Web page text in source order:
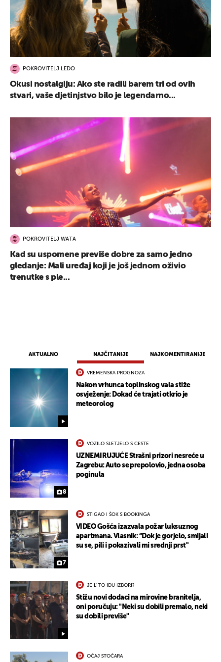
AKTUALNO NAJČITANIJE NAJKOMENTIRANIJE
VREMENSKA PROGNOZA
Nakon vrhunca toplinskog vala stiže
osvježenje: Dokad će trajati otkrio je
meteorolog
8
VOZILO SLETJELO S CESTE
UZNEMIRUJUĆE Strašni prizori nesreće u
Zagrebu: Auto se prepolovio, jedna osoba
poginula
7
STIGAO I ŠOK S BOOKINGA
VIDEO Gošća izazvala požar luksuznog
apartmana. Vlasnik: “Dok je gorjelo, smijali
su se, pili i pokazivali mi srednji prst"
JE L' TO IDU IZBORI?
Stižu novi dodaci na mirovine branitelja,
oni poručuju: "Neki su dobili premalo, neki
su dobili previše"
OČAJ STOČARA
POKROVITELJ LEDO
Okusi nostalgiju: Ako ste radili barem tri od ovih
stvari, vaše djetinjstvo bilo je legendarno...
POKROVITELJ WATA
Kad su uspomene previše dobre za samo jedno
gledanje: Mali uređaj koji je još jednom oživio
trenutke s ple...